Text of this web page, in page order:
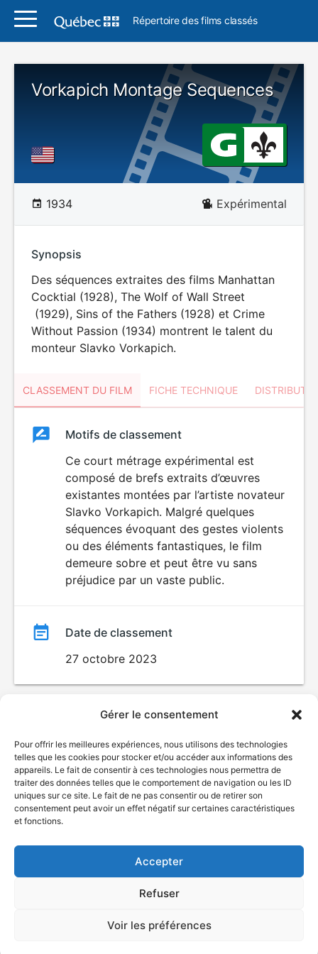
Gérer le consentement
Pour offrir les meilleures expériences, nous utilisons des technologies
telles que les cookies pour stocker et/ou accéder aux informations des
appareils. Le fait de consentir à ces technologies nous permettra de
traiter des données telles que le comportement de navigation ou les ID
uniques sur ce site. Le fait de ne pas consentir ou de retirer son
consentement peut avoir un effet négatif sur certaines caractéristiques
et fonctions.
Accepter
Refuser
Voir les préférences
Répertoire des films classés
Vorkapich Montage Sequences
1934 Expérimental
Synopsis
Des séquences extraites des films Manhattan
Cocktial (1928), The Wolf of Wall Street
(1929), Sins of the Fathers (1928) et Crime
Without Passion (1934) montrent le talent du
monteur Slavko Vorkapich.
CLASSEMENT DU FILM FICHE TECHNIQUE
ClassementClassement
Motifs de classement
Ce court métrage expérimental est
composé de brefs extraits d’œuvres
existantes montées par l’artiste novateur
Slavko Vorkapich. Malgré quelques
séquences évoquant des gestes violents
ou des éléments fantastiques, le film
demeure sobre et peut être vu sans
préjudice par un vaste public.
Date de classement
27 octobre 2023
© Gouvernement du Québec, 2026
Nous joindre
Plan du site
Accessibilité
Accès à l'information
Politique de confidentialité